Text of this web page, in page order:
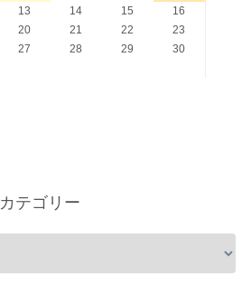
13 14 15
16
20 21 22
23
27 28 29
30
カテゴリー